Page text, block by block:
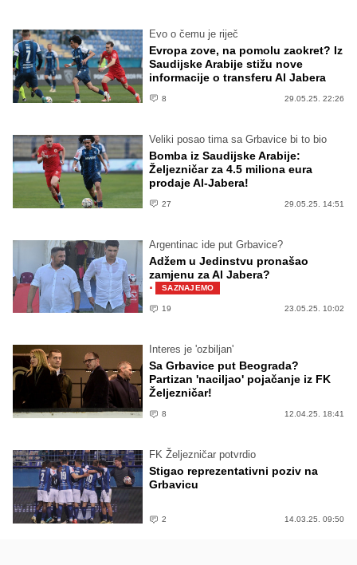
Evo o čemu je riječ
Evropa zove, na pomolu zaokret? Iz
Saudijske Arabije stižu nove
informacije o transferu Al Jabera
8 29.05.25. 22:26
Veliki posao tima sa Grbavice bi to bio
Bomba iz Saudijske Arabije:
Željezničar za 4.5 miliona eura
prodaje Al-Jabera!
27 29.05.25. 14:51
Argentinac ide put Grbavice?
Adžem u Jedinstvu pronašao
zamjenu za Al Jabera?
· SAZNAJEMO
19 23.05.25. 10:02
Interes je 'ozbiljan'
Sa Grbavice put Beograda?
Partizan 'naciljao' pojačanje iz FK
Željezničar!
8 12.04.25. 18:41
FK Željezničar potvrdio
Stigao reprezentativni poziv na
Grbavicu
2 14.03.25. 09:50